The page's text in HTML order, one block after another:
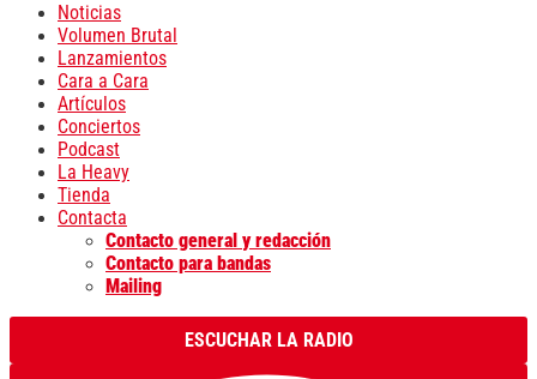
Noticias
Volumen Brutal
Lanzamientos
Cara a Cara
Artículos
Conciertos
Podcast
La Heavy
Tienda
Contacta
Contacto general y redacción
Contacto para bandas
Mailing
ESCUCHAR LA RADIO